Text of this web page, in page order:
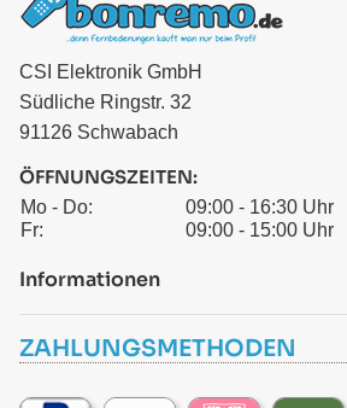
CSI Elektronik GmbH
Südliche Ringstr. 32
91126 Schwabach
ÖFFNUNGSZEITEN:
Mo - Do:
09:00 - 16:30 Uhr
Fr:
09:00 - 15:00 Uhr
Informationen
ZAHLUNGSMETHODEN